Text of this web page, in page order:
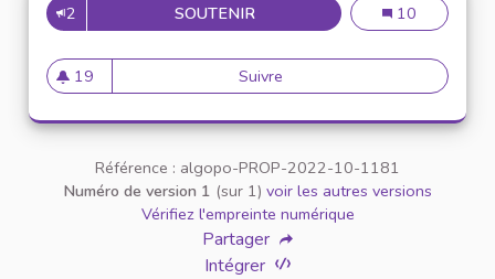
2 SOUTENIRDÉBAT LOCAL SUR LA 5G
Débat local
10
19
19 abonnés
Suivre
Référence : algopo-PROP-2022-10-1181
Numéro de version 1 (sur 1) voir les autres versions
Vérifiez l'empreinte numérique
Partager
Intégrer